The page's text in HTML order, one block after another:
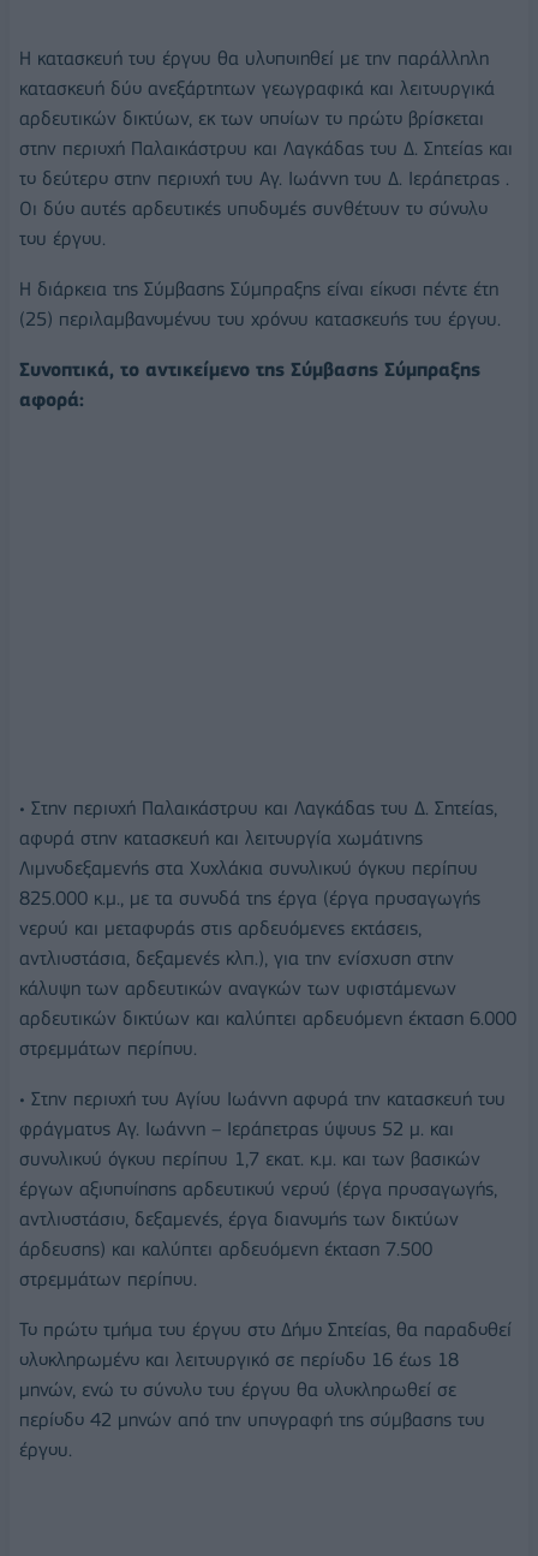
Η κατασκευή του έργου θα υλοποιηθεί με την παράλληλη
κατασκευή δύο ανεξάρτητων γεωγραφικά και λειτουργικά
αρδευτικών δικτύων, εκ των οποίων το πρώτο βρίσκεται
στην περιοχή Παλαικάστρου και Λαγκάδας του Δ. Σητείας και
το δεύτερο στην περιοχή του Αγ. Ιωάννη του Δ. Ιεράπετρας .
Οι δύο αυτές αρδευτικές υποδομές συνθέτουν το σύνολο
του έργου.
Η διάρκεια της Σύμβασης Σύμπραξης είναι είκοσι πέντε έτη
(25) περιλαμβανομένου του χρόνου κατασκευής του έργου.
Συνοπτικά, το αντικείμενο της Σύμβασης Σύμπραξης
αφορά:
• Στην περιοχή Παλαικάστρου και Λαγκάδας του Δ. Σητείας,
αφορά στην κατασκευή και λειτουργία χωμάτινης
Λιμνοδεξαμενής στα Χοχλάκια συνολικού όγκου περίπου
825.000 κ.μ., με τα συνοδά της έργα (έργα προσαγωγής
νερού και μεταφοράς στις αρδευόμενες εκτάσεις,
αντλιοστάσια, δεξαμενές κλπ.), για την ενίσχυση στην
κάλυψη των αρδευτικών αναγκών των υφιστάμενων
αρδευτικών δικτύων και καλύπτει αρδευόμενη έκταση 6.000
στρεμμάτων περίπου.
• Στην περιοχή του Αγίου Ιωάννη αφορά την κατασκευή του
φράγματος Αγ. Ιωάννη – Ιεράπετρας ύψους 52 μ. και
συνολικού όγκου περίπου 1,7 εκατ. κ.μ. και των βασικών
έργων αξιοποίησης αρδευτικού νερού (έργα προσαγωγής,
αντλιοστάσιο, δεξαμενές, έργα διανομής των δικτύων
άρδευσης) και καλύπτει αρδευόμενη έκταση 7.500
στρεμμάτων περίπου.
Το πρώτο τμήμα του έργου στο Δήμο Σητείας, θα παραδοθεί
ολοκληρωμένο και λειτουργικό σε περίοδο 16 έως 18
μηνών, ενώ το σύνολο του έργου θα ολοκληρωθεί σε
περίοδο 42 μηνών από την υπογραφή της σύμβασης του
έργου.